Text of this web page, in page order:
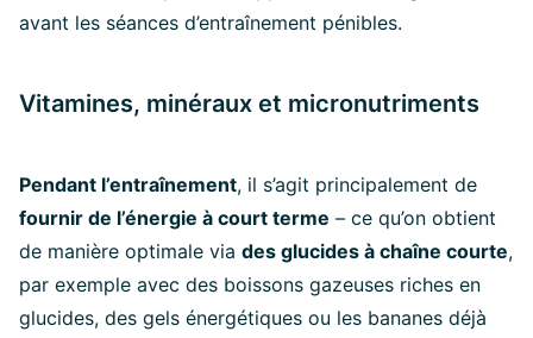
avant les séances d’entraînement pénibles.
Vitamines, minéraux et micronutriments
Pendant l’entraînement, il s’agit principalement de
fournir de l’énergie à court terme – ce qu’on obtient
de manière optimale via des glucides à chaîne courte,
par exemple avec des boissons gazeuses riches en
glucides, des gels énergétiques ou les bananes déjà